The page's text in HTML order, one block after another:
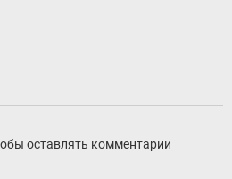
оставлять комментарии